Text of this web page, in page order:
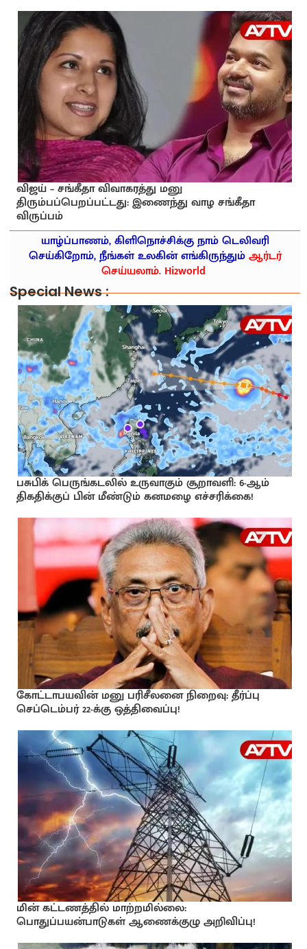
விஜய் – சங்கீதா விவாகரத்து மனு
திரும்பப்பெறப்பட்டது: இணைந்து வாழ சங்கீதா
விருப்பம்
யாழ்ப்பாணம், கிளிநொச்சிக்கு நாம் டெலிவரி
செய்கிறோம், நீங்கள் உலகின் எங்கிருந்தும்ஆர்டர்
செய்யலாம். Hi2world
Special News :
பசுபிக் பெருங்கடலில் உருவாகும் சூறாவளி: 6-ஆம்
திகதிக்குப் பின் மீண்டும் கனமழை எச்சரிக்கை!
கோட்டாபயவின் மனு பரிசீலனை நிறைவு: தீர்ப்பு
செப்டெம்பர் 22-க்கு ஒத்திவைப்பு!
மின் கட்டணத்தில் மாற்றமில்லை:
பொதுப்பயன்பாடுகள் ஆணைக்குழு அறிவிப்பு!